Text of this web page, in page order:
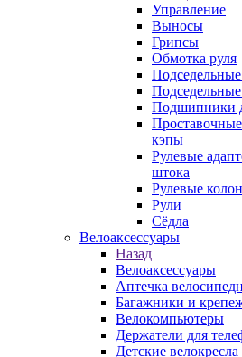
Управление
Выносы
Грипсы
Обмотка руля
Подшипники
кэпы
Рулевые
штока
Рулевые
Рули
Сёдла
Велоаксессуары
Назад
Велоаксессуары
Аптечка
Багажники и
Велокомпьютеры
Держатели для
Детские велокресла